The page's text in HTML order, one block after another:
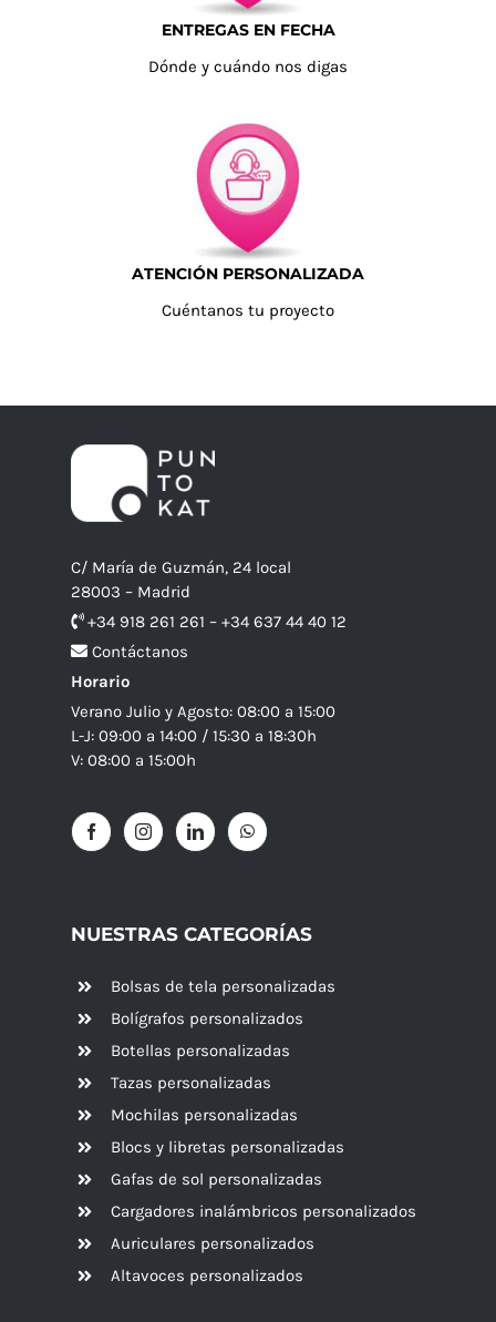
ENTREGAS EN FECHA
Dónde y cuándo nos digas
ATENCIÓN PERSONALIZADA
Cuéntanos tu proyecto
C/ María de Guzmán, 24 local
28003 – Madrid
+34 918 261 261 – +34 637 44 40 12
Contáctanos
Horario
Verano Julio y Agosto: 08:00 a 15:00
L-J: 09:00 a 14:00 / 15:30 a 18:30h
V: 08:00 a 15:00h
NUESTRAS CATEGORÍAS
Bolsas de tela personalizadas
Bolígrafos personalizados
Botellas personalizadas
Tazas personalizadas
Mochilas personalizadas
Blocs y libretas personalizadas
Gafas de sol personalizadas
Cargadores inalámbricos personalizados
Auriculares personalizados
Altavoces personalizados